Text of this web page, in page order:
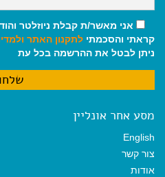
אני מאשר/ת קבלת ניוזלטר
קראתי והסכמתי לתקנון האתר
ניתן לבטל את ההרשמה בכל עת
מסע אחר אונליין
English
צור קשר
אודות